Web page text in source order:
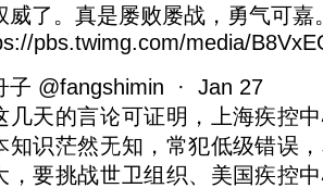
威了。真是屡败屡战，勇气可嘉
pbs.twimg.com/media/
子 @fangshimin · Jan 27
几天的言论可证明，上海疾控
知识茫然无知，常犯低级错误
，要挑战世卫组织、美国疾控